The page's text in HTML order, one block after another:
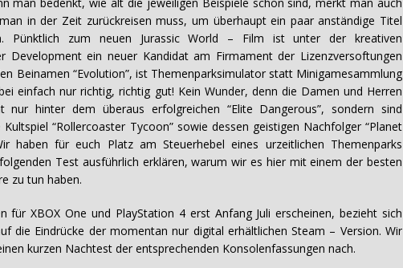
man bedenkt, wie alt die jeweiligen Beispiele schon sind, merkt man auch
in der Zeit zurückreisen muss, um überhaupt ein paar anständige Titel
Pünktlich zum neuen Jurassic World – Film ist unter der kreativen
Development ein neuer Kandidat am Firmament der Lizenzversoftungen
Beinamen “Evolution”, ist Themenparksimulator statt Minigamesammlung
einfach nur richtig, richtig gut! Kein Wunder, denn die Damen und Herren
nur hinter dem überaus erfolgreichen “Elite Dangerous”, sondern sind
“Rollercoaster Tycoon” sowie dessen geistigen Nachfolger “Planet
haben für euch Platz am Steuerhebel eines urzeitlichen Themenparks
Test ausführlich erklären, warum wir es hier mit einem der besten
zu tun haben.
für XBOX One und PlayStation 4 erst Anfang Juli erscheinen, bezieht sich
die Eindrücke der momentan nur digital erhältlichen Steam – Version. Wir
kurzen Nachtest der entsprechenden Konsolenfassungen nach.